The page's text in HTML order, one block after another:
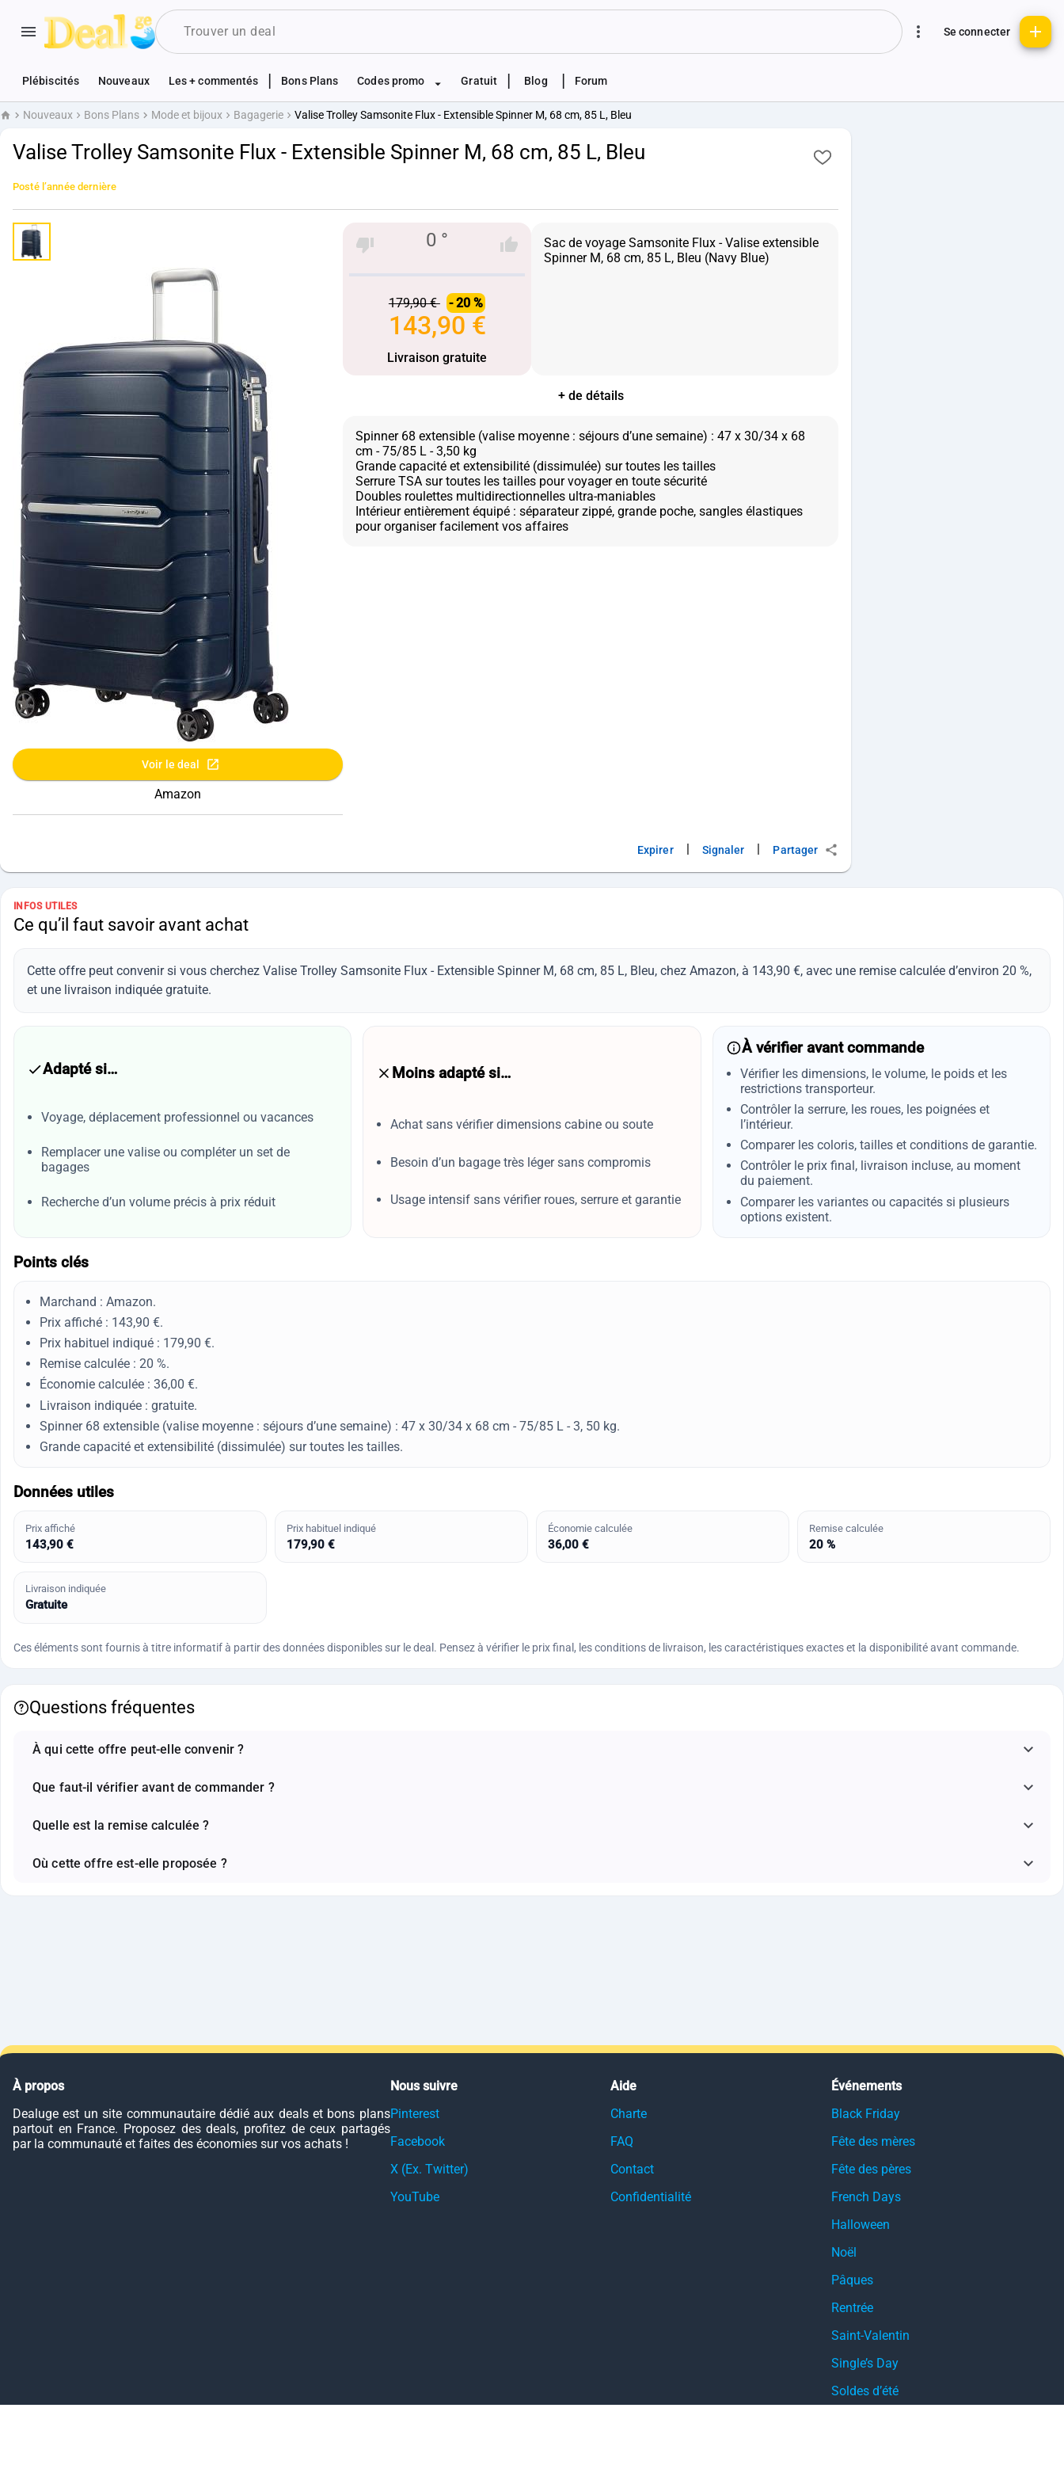
Se connecter
Plébiscités Nouveaux Les + commentés Bons Plans Codes promo Gratuit Blog Forum
AccueilNouveaux Bons Plans Mode et bijoux Bagagerie Valise Trolley Samsonite Flux - Extensible Spinner M, 68 cm, 85 L, Bleu
Valise Trolley Samsonite Flux - Extensible Spinner M, 68 cm, 85 L, Bleu
Posté l’année dernière
Voir le deal
Amazon
0 °
179,90 € - 20 %
143,90 €
Livraison gratuite
Sac de voyage Samsonite Flux - Valise extensible
+ de détails
Spinner 68 extensible (valise moyenne : séjours d’une semaine) : 47 x 30/34 x 68
cm - 75/85 L - 3,50 kg
Grande capacité et extensibilité (dissimulée) sur toutes les tailles
Serrure TSA sur toutes les tailles pour voyager en toute sécurité
Doubles roulettes multidirectionnelles ultra-maniables
Intérieur entièrement équipé : séparateur zippé, grande poche, sangles élastiques
Expirer | Signaler | Partager
INFOS UTILES
Ce qu’il faut savoir avant achat
Cette offre peut convenir si vous cherchez Valise Trolley Samsonite Flux - Extensible Spinner M, 68 cm, 85 L, Bleu, chez Amazon, à 143,90 €, avec une remise calculée d’environ 20 %,
et une livraison indiquée gratuite.
Adapté si…
Voyage, déplacement professionnel ou vacances
Remplacer une valise ou compléter un set de
bagages
Recherche d’un volume précis à prix réduit
Moins adapté si…
Achat sans vérifier dimensions cabine ou soute
Besoin d’un bagage très léger sans compromis
Usage intensif sans vérifier roues, serrure et garantie
À vérifier avant commande
Vérifier les dimensions, le volume, le poids et les
restrictions transporteur.
Contrôler la serrure, les roues, les poignées et
l’intérieur.
Comparer les coloris, tailles et conditions de garantie.
Contrôler le prix final, livraison incluse, au moment
du paiement.
Comparer les variantes ou capacités si plusieurs
options existent.
Points clés
Marchand : Amazon.
Prix affiché : 143,90 €.
Prix habituel indiqué : 179,90 €.
Remise calculée : 20 %.
Économie calculée : 36,00 €.
Livraison indiquée : gratuite.
Spinner 68 extensible (valise moyenne : séjours d’une semaine) : 47 x 30/34 x 68 cm - 75/85 L - 3, 50 kg.
Grande capacité et extensibilité (dissimulée) sur toutes les tailles.
Données utiles
Prix affiché
143,90 €
Prix habituel indiqué
179,90 €
Économie calculée
36,00 €
Remise calculée
20 %
Livraison indiquée
Gratuite
Ces éléments sont fournis à titre informatif à partir des données disponibles sur le deal. Pensez à vérifier le prix final, les conditions de livraison, les caractéristiques exactes et la disponibilité avant commande.
Questions fréquentes
À qui cette offre peut-elle convenir ?
Que faut-il vérifier avant de commander ?
Quelle est la remise calculée ?
Où cette offre est-elle proposée ?
À propos
Dealuge est un site communautaire dédié aux deals et bons plans
partout en France. Proposez des deals, profitez de ceux partagés
par la communauté et faites des économies sur vos achats !
Nous suivre
Pinterest
Facebook
X (Ex. Twitter)
YouTube
Aide
Charte
FAQ
Contact
Confidentialité
Événements
Black Friday
Fête des mères
Fête des pères
French Days
Halloween
Noël
Pâques
Rentrée
Saint-Valentin
Single’s Day
Soldes d’été